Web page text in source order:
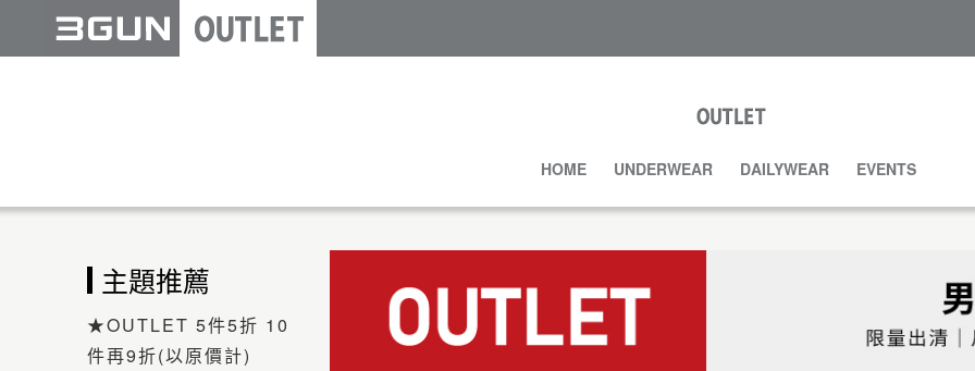
HOME UNDERWEAR DAILYWEAR EVENTS
主題推薦
★OUTLET 5件5折 10
件再9折(以原價計)